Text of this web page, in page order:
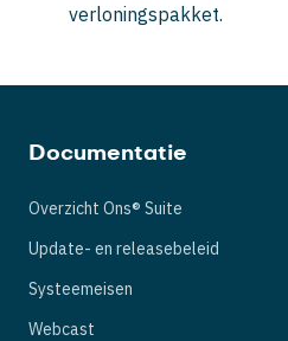
verloningspakket.
Documentatie
Overzicht Ons® Suite
Update- en releasebeleid
Systeemeisen
Webcast